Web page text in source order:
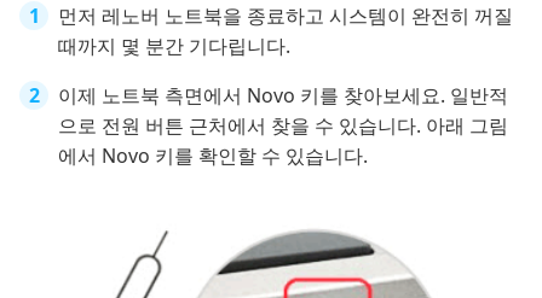
먼저 레노버 노트북을 종료하고 시스템이 완전히 꺼질
때까지 몇 분간 기다립니다.
이제 노트북 측면에서 Novo 키를 찾아보세요. 일반적
으로 전원 버튼 근처에서 찾을 수 있습니다. 아래 그림
에서 Novo 키를 확인할 수 있습니다.